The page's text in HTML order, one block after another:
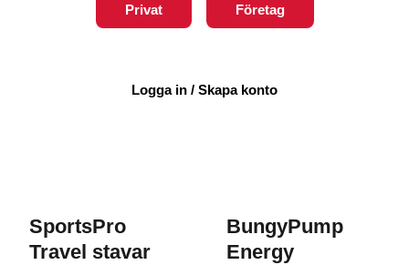
SportsPro
Travel stavar
4-8 arbetsdagar
BungyPump
Energy
Privat Företag
Logga in / Skapa konto